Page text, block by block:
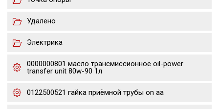
Удалено
Электрика
0000000801 масло трансмиссионное oil-power
transfer unit 80w-90 1л
0122500521 гайка приёмной трубы on aa